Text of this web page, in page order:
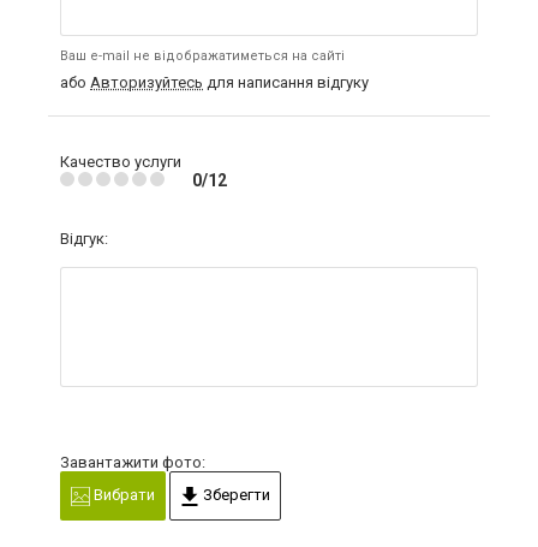
Ваш e-mail не відображатиметься на сайті
або Авторизуйтесь для написання відгуку
Качество услуги
0/12
Відгук:
Завантажити фото:
Вибрати
Зберегти